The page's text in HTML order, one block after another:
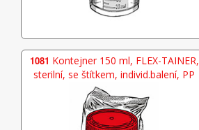
1081 Kontejner 150 ml, FLEX-TAINER,
sterilní, se štítkem, individ.balení, PP